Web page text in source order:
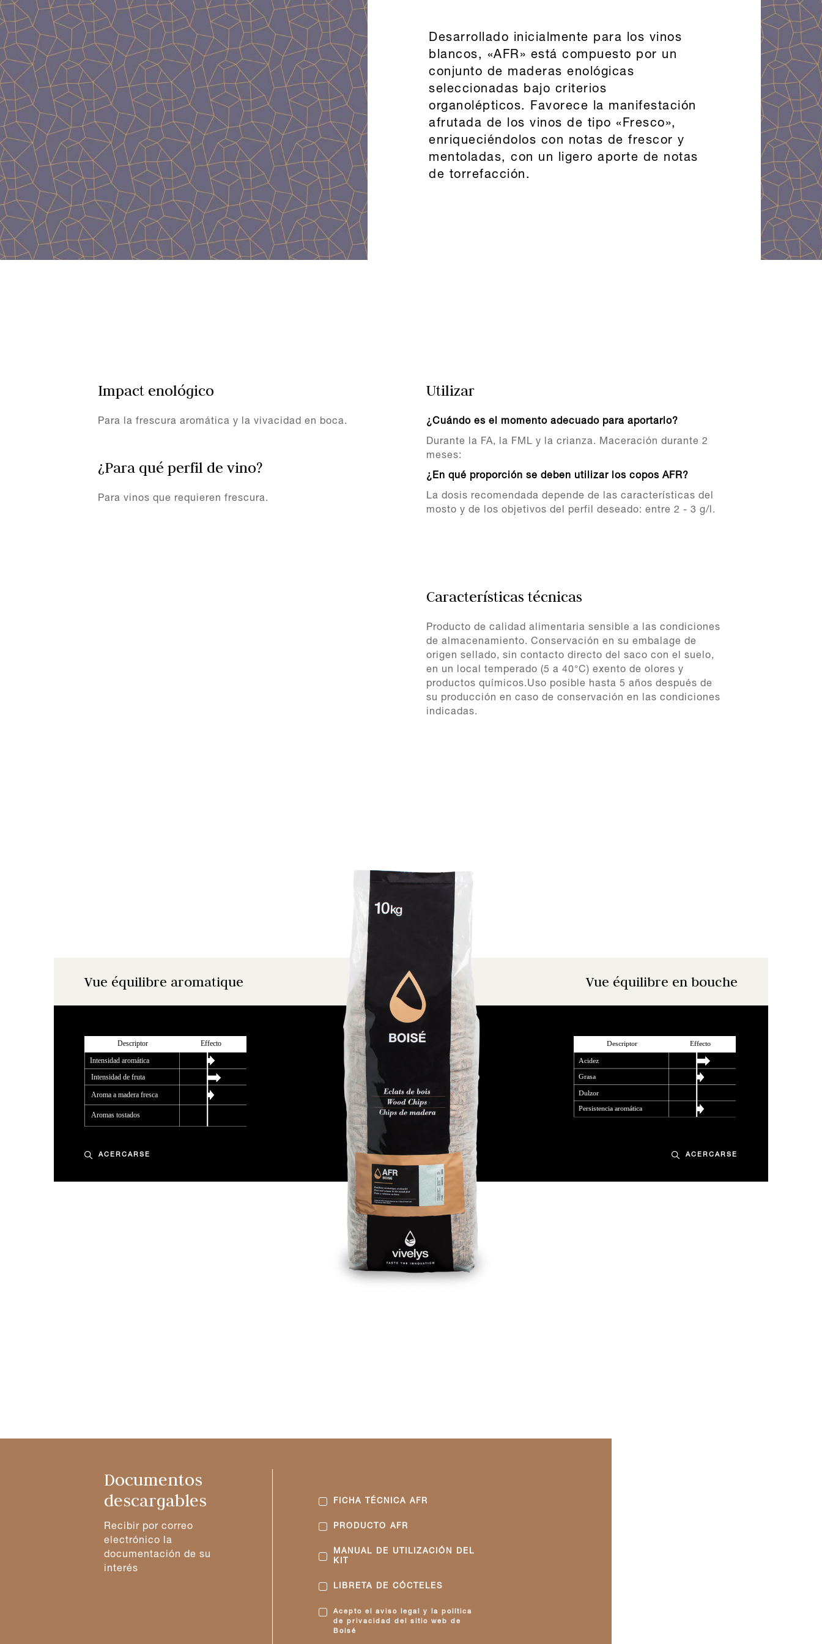
Desarrollado inicialmente para los vinos
blancos, «AFR» está compuesto por un
conjunto de maderas enológicas
seleccionadas bajo criterios
organolépticos. Favorece la manifestación
afrutada de los vinos de tipo «Fresco»,
enriqueciéndolos con notas de frescor y
mentoladas, con un ligero aporte de notas
de torrefacción.
Impact enológico
Para la frescura aromática y la vivacidad en boca.
¿Para qué perfil de vino?
Para vinos que requieren frescura.
Utilizar
¿Cuándo es el momento adecuado para aportarlo?
Durante la FA, la FML y la crianza. Maceración durante 2
meses:
¿En qué proporción se deben utilizar los copos AFR?
La dosis recomendada depende de las características del
mosto y de los objetivos del perfil deseado: entre 2 - 3 g/l.
Características técnicas
Producto de calidad alimentaria sensible a las condiciones
de almacenamiento. Conservación en su embalage de
origen sellado, sin contacto directo del saco con el suelo,
en un local temperado (5 a 40°C) exento de olores y
productos químicos.Uso posible hasta 5 años después de
su producción en caso de conservación en las condiciones
indicadas.
Vue équilibre aromatique
ACERCARSE
Vue équilibre en bouche
ACERCARSE
Documentos
descargables
Recibir por correo
electrónico la
documentación de su
interés
FICHA TÉCNICA AFR
PRODUCTO AFR
MANUAL DE UTILIZACIÓN DEL
KIT
LIBRETA DE CÓCTELES
Acepto el aviso legal y la política
de privacidad del sitio web de
Boisé